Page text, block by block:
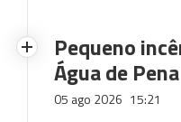
Pequeno
Água de Pena
05 ago 2026 15:21